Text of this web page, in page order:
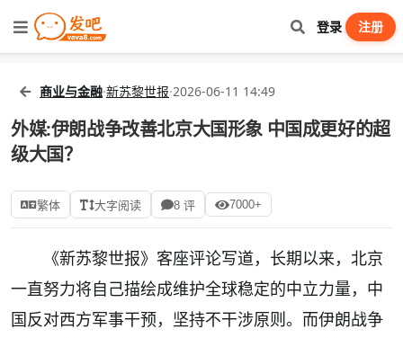
登录 注册
商业与金融·新苏黎世报·2026-06-11 14:49
外媒:伊朗战争改善北京大国形象 中国成更好的超
级大国？
繁体 大字阅读 8 评 7000+
《新苏黎世报》客座评论写道，长期以来，北京
一直努力将自己描绘成维护全球稳定的中立力量，中
国反对西方军事干预，坚持不干涉原则。而伊朗战争